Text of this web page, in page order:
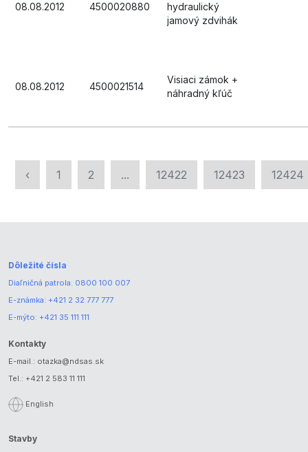
08.08.2012 4500020880
hydraulický
jamový zdvihák
08.08.2012 4500021514
Visiaci zámok +
náhradný kľúč
‹ 1 2 ... 12422 12423 12424
Dôležité čísla
Diaľničná patrola: 0800 100 007
E-známka: +421 2 32 777 777
E-mýto: +421 35 111 111
Kontakty
E-mail.: otazka@ndsas.sk
Tel.: +421 2 583 11 111
English
Stavby